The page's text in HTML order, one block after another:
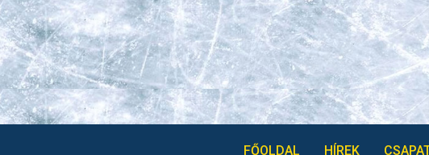
FŐOLDAL HÍREK